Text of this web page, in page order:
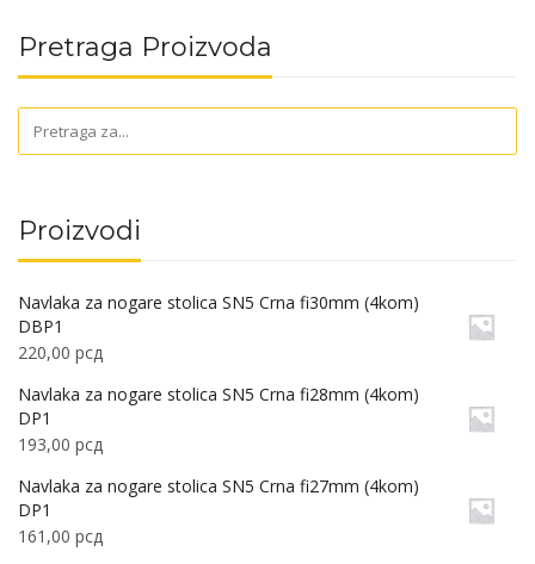
Pretraga Proizvoda
Proizvodi
Navlaka za nogare stolica SN5 Crna fi30mm (4kom)
DBP1
220,00 рсд
Navlaka za nogare stolica SN5 Crna fi28mm (4kom)
DP1
193,00 рсд
Navlaka za nogare stolica SN5 Crna fi27mm (4kom)
DP1
161,00 рсд